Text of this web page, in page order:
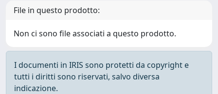
File in questo prodotto:
Non ci sono file associati a questo prodotto.
I documenti in IRIS sono protetti da copyright e
tutti i diritti sono riservati, salvo diversa
indicazione.